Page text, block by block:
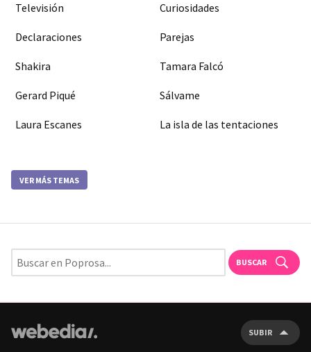
Televisión Curiosidades
Declaraciones Parejas
Shakira Tamara Falcó
Gerard Piqué Sálvame
Laura Escanes La isla de las tentaciones
VER MÁS TEMAS
BUSCAR
SUBIR